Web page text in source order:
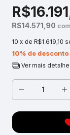
R$14.571,90 com
10 x de R$1.619,10
10% de desconto
Ver mais